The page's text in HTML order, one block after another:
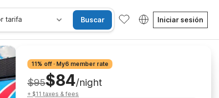
tarifa Buscar Iniciar sesión
11% off · My6 member rate
$95$84/night
+ $11 taxes & fees